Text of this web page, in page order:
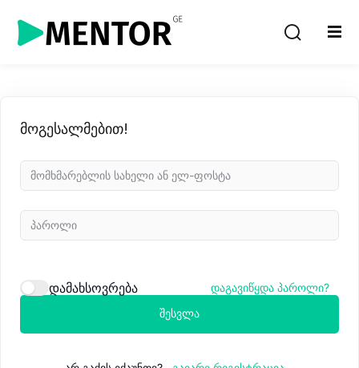
მოგესალმებით!
დამახსოვრება დაგავიწყდა პაროლი?
შესვლა
Sign in
Remember me